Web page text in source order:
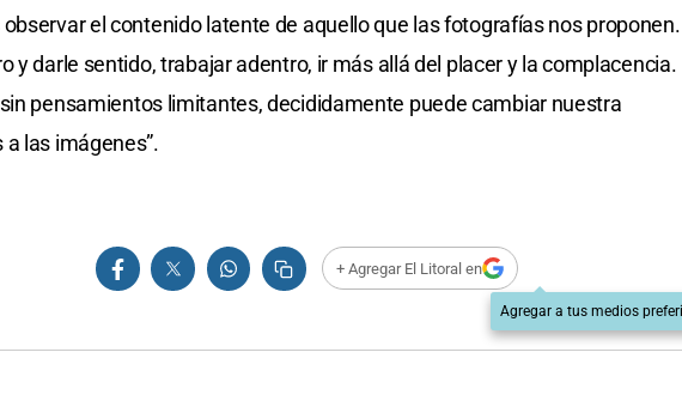
el contenido latente de aquello que las fotografías nos proponen.
y darle sentido, trabajar adentro, ir más allá del placer y la complacencia.
pensamientos limitantes, decididamente puede cambiar nuestra
las imágenes”.
+ Agregar El Litoral en
Agregar a tus medios